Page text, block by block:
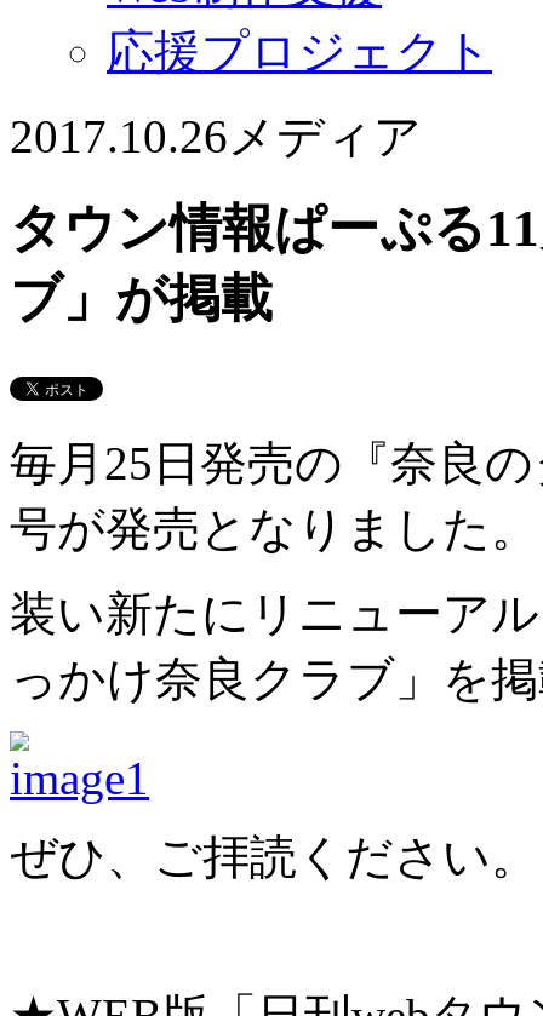
応援プロジェクト
2017.10.26メディア
タウン情報ぱーぷる
ブ」が掲載
毎月25日発売の『奈良
号が発売となりました。
装い新たにリニューア
っかけ奈良クラブ」を
ぜひ、ご拝読ください。